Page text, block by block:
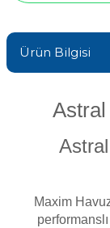
Alkalinite
Havuz
Havuz
Havuz
Ürün Bilgisi
Maxim
performanslı